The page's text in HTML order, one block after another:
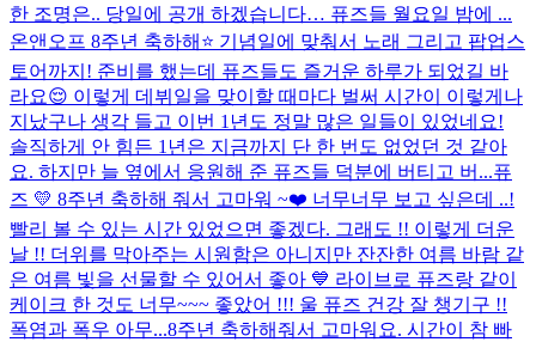
한 조명은.. 당일에 공개 하겠습니다… 퓨즈들 월요일 밤에 ...
온앤오프 8주년 축하해⭐️ 기념일에 맞춰서 노래 그리고 팝업스
토어까지! 준비를 했는데 퓨즈들도 즐거운 하루가 되었길 바
라요😌 이렇게 데뷔일을 맞이할 때마다 벌써 시간이 이렇게나
지났구나 생각 들고 이번 1년도 정말 많은 일들이 있었네요!
솔직하게 안 힘든 1년은 지금까지 단 한 번도 없었던 것 같아
요. 하지만 늘 옆에서 응원해 준 퓨즈들 덕분에 버티고 버...퓨
즈 💛 8주년 축하해 줘서 고마워 ~❤️ 너무너무 보고 싶은데 ..!
빨리 볼 수 있는 시간 있었으면 좋겠다. 그래도 !! 이렇게 더운
날 !! 더위를 막아주는 시원함은 아니지만 잔잔한 여름 바람 같
은 여름 빛을 선물할 수 있어서 좋아 💙 라이브로 퓨즈랑 같이
케이크 한 것도 너무~~~ 좋았어 !!! 울 퓨즈 건강 잘 챙기구 !!
폭염과 폭우 아무...8주년 축하해줘서 고마워요. 시간이 참 빠